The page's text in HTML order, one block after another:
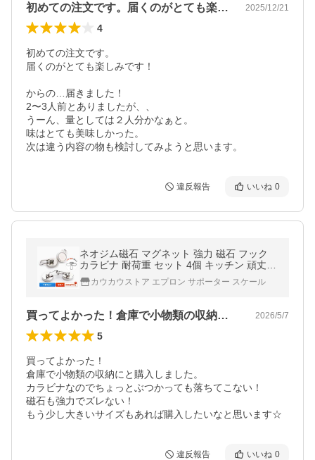
初めての注文です。届くのがとても楽しみ… 2025/12/21
4
初めての注文です。
届くのがとても楽しみです！
からの…届きました！
2〜3人前とありましたが、、
うーん、量としては２人分かなぁと。
味はとても美味しかった。
次は違う内容の物も検討してみようと思います。
違反報告 いいね 0
ネオジム磁石 マグネット 強力 磁石 フック
カラビナ 耐荷重 セット 4個 キッチン 頑丈
外れにくい 耐久性 冷蔵庫 垂直 屋外 回転 36
0度カウカウストア エプロン サポーター スケール
買ってよかった！倉庫で小物類の収納にと… 2026/5/7
5
買ってよかった！
倉庫で小物類の収納にと購入しました。
カラビナなのでちょっとぶつかっても落ちてこない！
磁石も強力でズレない！
もう少し大きいサイズもあれば購入したいなと思います☆
違反報告 いいね 0